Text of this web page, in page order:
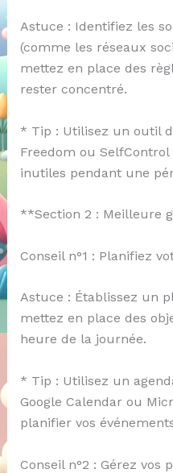
Astuce : Identifiez les
(comme les réseaux
mettez en place des
rester concentré.
* Tip : Utilisez un outil
Freedom ou
inutiles pendant une
**Section 2 : Meilleure
Conseil n°1 : Planifiez
Astuce : Établissez un
mettez en place des
heure de la journée.
* Tip : Utilisez un
Google Calendar ou
planifier vos
Conseil n°2 : Gérez vos